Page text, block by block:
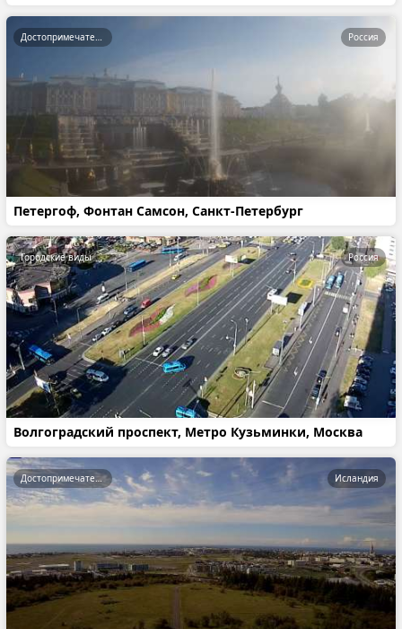
Петергоф, Фонтан Самсон, Санкт-Петербург
Россия
Волгоградский проспект, Метро Кузьминки, Москва
Городские виды Россия
Достопримечательности Исландия